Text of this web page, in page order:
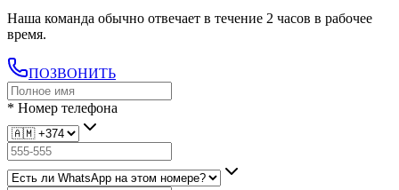
Наша команда обычно отвечает в течение 2 часов в рабочее
время.
ПОЗВОНИТЬ
* Номер телефона